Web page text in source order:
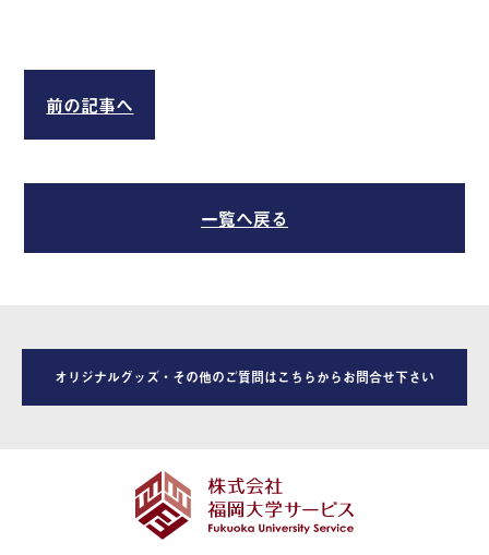
前の記事へ
一覧へ戻る
オリジナルグッズ・その他のご質問はこちらからお問合せ下さい